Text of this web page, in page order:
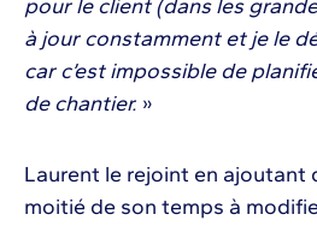
pour le client (dans les
à jour constamment et je le
car c’est impossible de
de chantier. »
Laurent le rejoint en ajoutant
moitié de son temps à